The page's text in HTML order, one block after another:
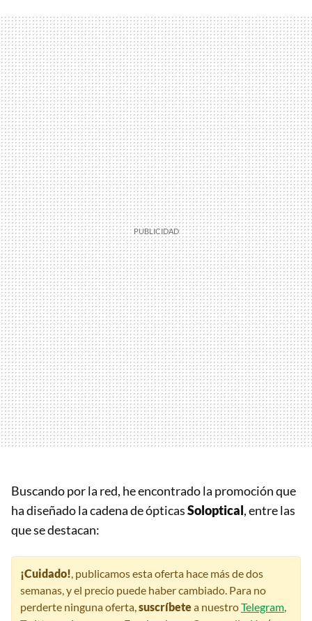
Buscando por la red, he encontrado la promoción que
ha diseñado la cadena de ópticasSoloptical, entre las
que se destacan:
¡Cuidado! , publicamos esta oferta hace más de dos
semanas, y el precio puede haber cambiado. Para no
perderte ninguna oferta, suscríbetea nuestroTelegram